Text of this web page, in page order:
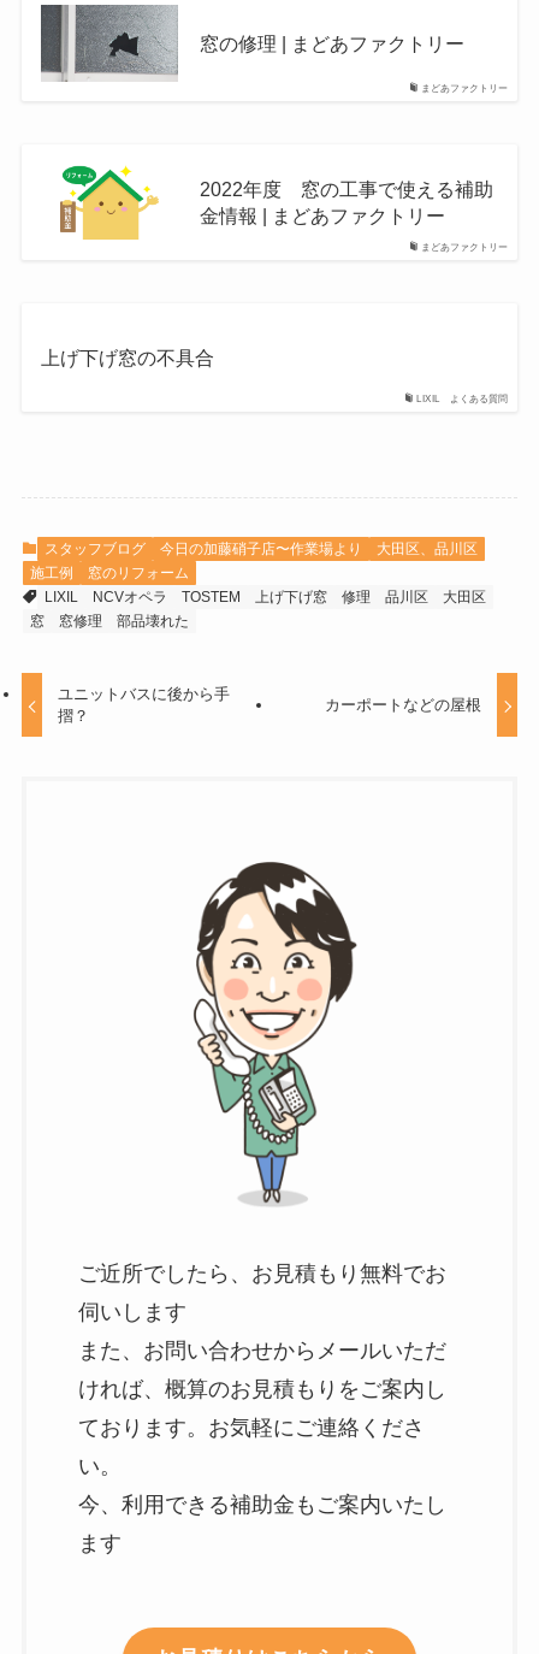
まどあファクトリー
窓の修理 | まどあファクトリー
まどあファクトリー
2022年度 窓の工事で使える補助
金情報 | まどあファクトリー
LIXIL よくある質問
上げ下げ窓の不具合
スタッフブログ 今日の加藤硝子店〜作業場より
大田区、品川区
施工例
窓のリフォーム
LIXIL
NCVオペラ TOSTEM 上げ下げ窓 修理 品川区
大田区
窓
窓修理 部品壊れた
ユニットバスに後から手
摺？
カーポートなどの屋根
ご近所でしたら、お見積もり無料でお
伺いします
また、お問い合わせからメールいただ
ければ、概算のお見積もりをご案内し
ております。お気軽にご連絡くださ
い。
今、利用できる補助金もご案内いたし
ます